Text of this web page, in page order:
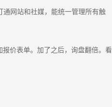
网站和社媒，能统一管理所有触
价表单。加了之后，询盘翻倍。看